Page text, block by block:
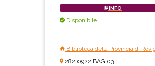
INFO
Disponibile
Biblioteca della Provincia di
282.0922 BAG 03